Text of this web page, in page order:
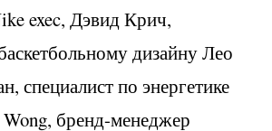
exec, Дэвид Крич,
дизайну Лео
специалист по энергетике
бренд-менеджер